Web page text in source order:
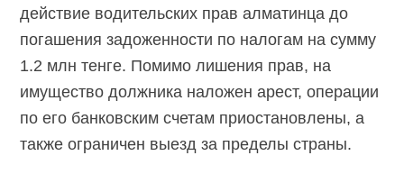
действие водительских прав алматинца до
погашения задоженности по налогам на сумму
1.2 млн тенге. Помимо лишения прав, на
имущество должника наложен арест, операции
по его банковским счетам приостановлены, а
также ограничен выезд за пределы страны.